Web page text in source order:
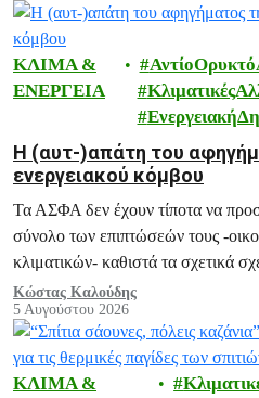
ΚΛΙΜΑ &
ΕΝΕΡΓΕΙΑ
H (αυτ-)απάτη του
ενεργειακού κόμβου
Τα ΑΣΦΑ δεν έχουν τίποτα να
σύνολο των επιπτώσεών τους -
κλιματικών- καθιστά τα σχετικά
μέλλον της Ελλάδας.
Κώστας Καλούδης
5 Αυγούστου 2026
ΚΛΙΜΑ &